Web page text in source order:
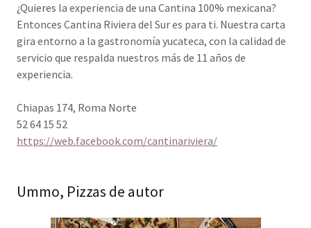
¿Quieres la experiencia de una Cantina 100% mexicana?
Entonces Cantina Riviera del Sur es para ti. Nuestra carta
gira entorno a la gastronomía yucateca, con la calidad de
servicio que respalda nuestros más de 11 años de
experiencia.
Chiapas 174, Roma Norte
52 64 15 52
https://web.facebook.com/cantinariviera/
Ummo, Pizzas de autor